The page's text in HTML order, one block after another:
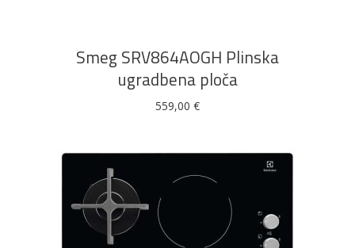
Smeg SRV864AOGH Plinska
ugradbena ploča
559,00 €